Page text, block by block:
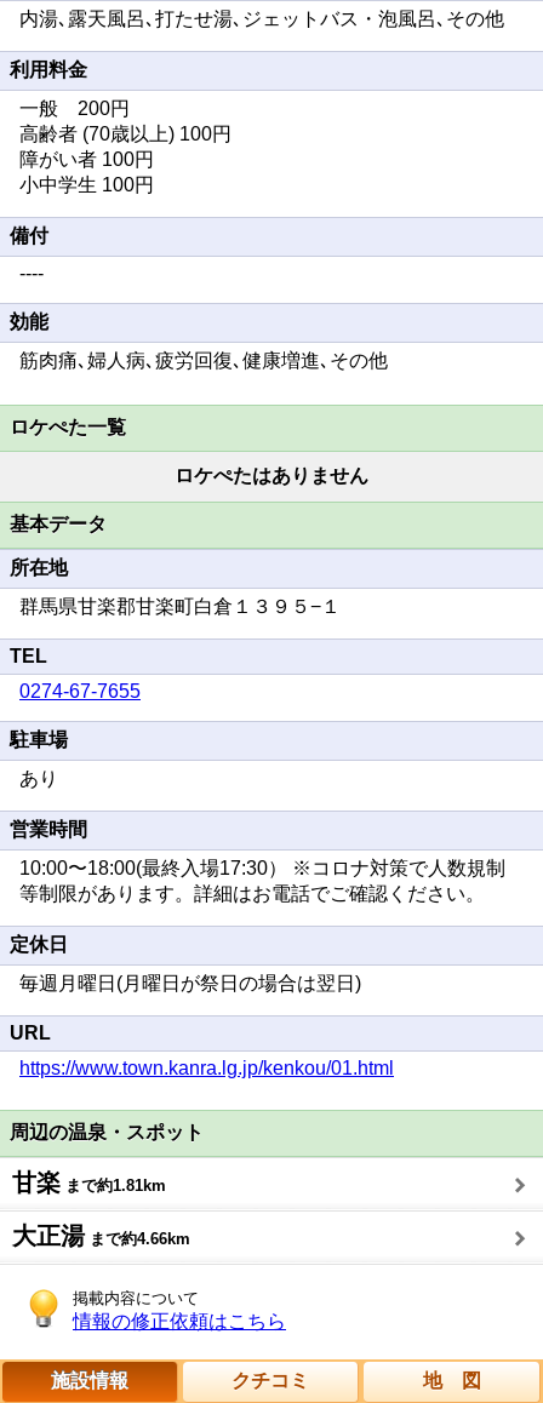
内湯､露天風呂､打たせ湯､ジェットバス・泡風呂､その他
利用料金
一般 200円
高齢者 (70歳以上) 100円
障がい者 100円
小中学生 100円
備付
----
効能
筋肉痛､婦人病､疲労回復､健康増進､その他
ロケぺた一覧
ロケぺたはありません
基本データ
所在地
群馬県甘楽郡甘楽町白倉１３９５−１
TEL
0274-67-7655
駐車場
あり
営業時間
10:00〜18:00(最終入場17:30） ※コロナ対策で人数規制
等制限があります。詳細はお電話でご確認ください。
定休日
毎週月曜日(月曜日が祭日の場合は翌日)
URL
https://www.town.kanra.lg.jp/kenkou/01.html
周辺の温泉・スポット
甘楽 まで約1.81km
大正湯まで約4.66km
掲載内容について
情報の修正依頼はこちら
施設情報 クチコミ 地 図